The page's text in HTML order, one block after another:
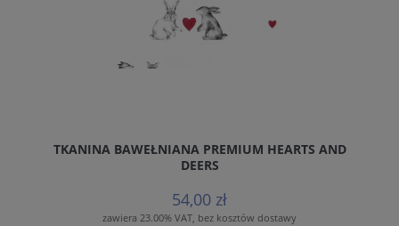
TKANINA BAWEŁNIANA PREMIUM HEARTS AND
DEERS
54,00 zł
zawiera 23.00% VAT, bez kosztów dostawy